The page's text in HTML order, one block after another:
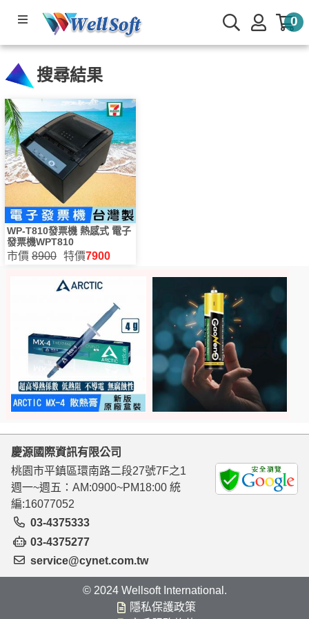
0
公司簡介
線上管理系統
服務與支援
🌟部落專欄
搜尋結果
WP-T810發票機 熱感式 電子
發票機WPT810
市價 8900 特價7900
慶源國際資訊有限公司
桃園市平鎮區環南路二段27號7F之1
週一~週五：AM:0900~PM18:00 統
編:16077052
03-4375333
03-4375277
service@cynet.com.tw
© 2024 Wellsoft International.
隱私保護政策